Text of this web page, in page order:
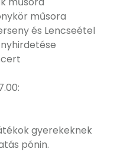
műsora
és Lencseétel
gyerekeknek
pónin.